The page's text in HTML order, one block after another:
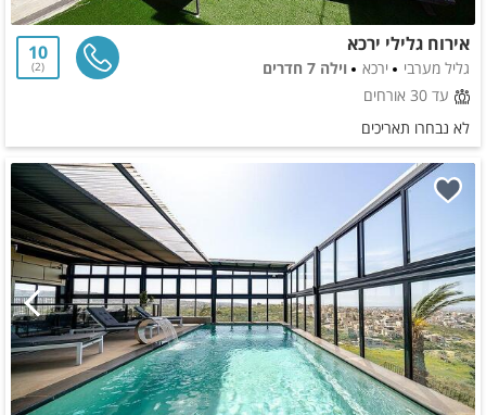
אירוח גלילי ירכא
גליל מערבי ירכא
וילה 7 חדרים
עד 30 אורחים
10
2
לא נבחרו תאריכים